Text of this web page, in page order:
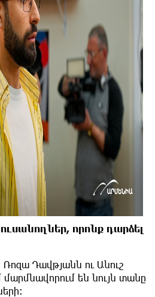
որոնք դարձել
Ռոզա Դավթյանն ու Անուշ
մարմնավորում են նույն տանը